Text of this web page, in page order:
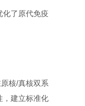
化了原代免疫
核/真核双系
，建立标准化